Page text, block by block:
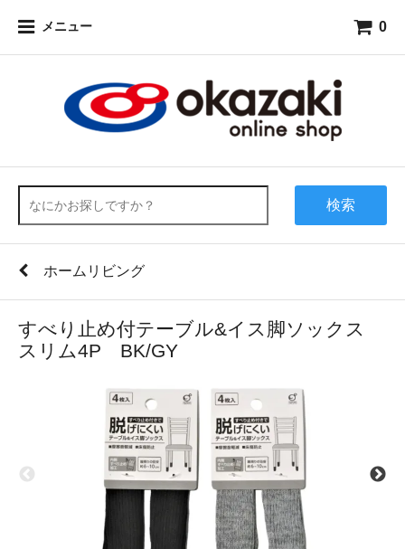
メニュー 0
検索
ホームリビング
すべり止め付テーブル&イス脚ソックス
スリム4P BK/GY